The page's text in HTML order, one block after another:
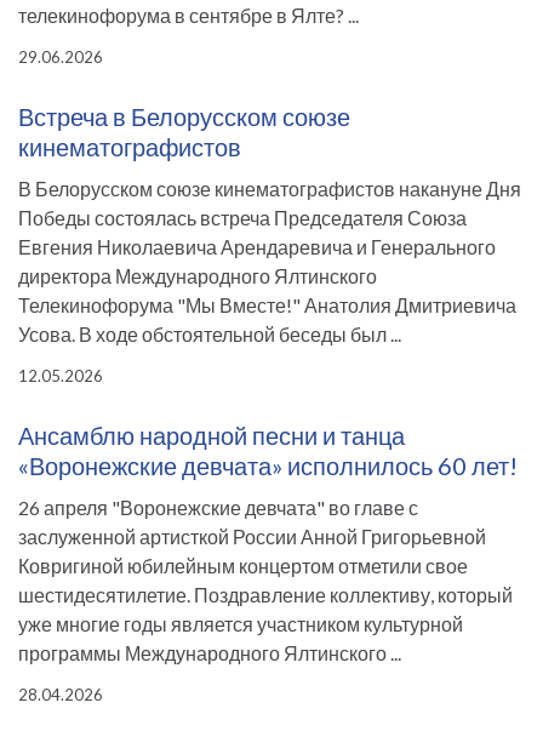
телекинофорума в сентябре в Ялте? ...
29.06.2026
Встреча в Белорусском союзе
кинематографистов
В Белорусском союзе кинематографистов накануне Дня
Победы состоялась встреча Председателя Союза
Евгения Николаевича Арендаревича и Генерального
директора Международного Ялтинского
Телекинофорума "Мы Вместе!" Анатолия Дмитриевича
Усова. В ходе обстоятельной беседы был ...
12.05.2026
Ансамблю народной песни и танца
«Воронежские девчата» исполнилось 60 лет!
26 апреля "Воронежские девчата" во главе с
заслуженной артисткой России Анной Григорьевной
Ковригиной юбилейным концертом отметили свое
шестидесятилетие. Поздравление коллективу, который
уже многие годы является участником культурной
программы Международного Ялтинского ...
28.04.2026